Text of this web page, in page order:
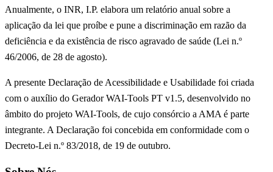
Anualmente, o INR, I.P. elabora um relatório anual sobre a
aplicação da lei que proíbe e pune a discriminação em razão da
deficiência e da existência de risco agravado de saúde (Lei n.º
46/2006, de 28 de agosto).
A presente Declaração de Acessibilidade e Usabilidade foi criada
com o auxílio do Gerador WAI-Tools PT v1.5, desenvolvido no
âmbito do projeto WAI-Tools, de cujo consórcio a AMA é parte
integrante. A Declaração foi concebida em conformidade com o
Decreto-Lei n.º 83/2018, de 19 de outubro.